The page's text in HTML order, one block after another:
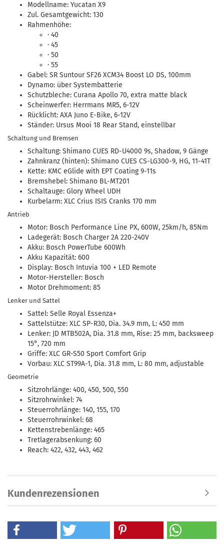
Modellname: Yucatan X9
Zul. Gesamtgewicht: 130
Rahmenhöhe:
· 40
· 45
· 50
· 55
Gabel: SR Suntour SF26 XCM34 Boost LO DS, 100mm
Dynamo: über Systembatterie
Schutzbleche: Curana Apollo 70, extra matte black
Scheinwerfer: Herrmans MR5, 6-12V
Rücklicht: AXA Juno E-Bike, 6-12V
Ständer: Ursus Mooi 18 Rear Stand, einstellbar
Schaltung und Bremsen
Schaltung: Shimano CUES RD-U4000 9s, Shadow, 9 Gänge
Zahnkranz (hinten): Shimano CUES CS-LG300-9, HG, 11-41T
Kette: KMC eGlide with EPT Coating 9-11s
Bremshebel: Shimano BL-MT201
Schaltauge: Glory Wheel UDH
Kurbelarm: XLC Crius ISIS Cranks 170 mm
Antrieb
Motor: Bosch Performance Line PX, 600W, 25km/h, 85Nm
Ladegerät: Bosch Charger 2A 220-240V
Akku: Bosch PowerTube 600Wh
Akku Kapazität: 600
Display: Bosch Intuvia 100 + LED Remote
Motor-Hersteller: Bosch
Motor Drehmoment: 85
Lenker und Sattel
Sattel: Selle Royal Essenza+
Sattelstütze: XLC SP-R30, Dia. 34.9 mm, L: 450 mm
Lenker: JD MTB502A, Dia. 31.8 mm, Rise: 25 mm, backsweep
15°, 720 mm
Griffe: XLC GR-S50 Sport Comfort Grip
Vorbau: XLC ST99A-1, Dia. 31.8 mm, L: 80 mm, adjustable
Geometrie
Sitzrohrlänge: 400, 450, 500, 550
Sitzrohrwinkel: 74
Steuerrohrlänge: 140, 155, 170
Steuerrohrwinkel: 68
Kettenstrebenlänge: 465
Tretlagerabsenkung: 60
Reach: 422, 432, 443, 462
Kundenrezensionen